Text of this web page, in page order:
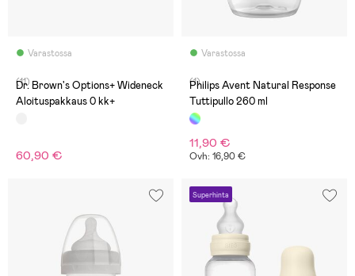
Varastossa
(11)
Dr. Brown's Options+ Wideneck
Aloituspakkaus 0 kk+
60,90 €
Varastossa
(1)
Philips Avent Natural Response
Tuttipullo 260 ml
11,90 €
Ovh: 16,90 €
Superhinta